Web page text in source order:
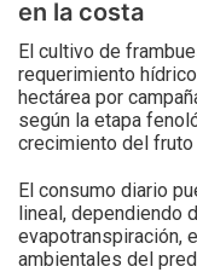
en la costa
El cultivo de
requerimiento
hectárea por
según la etapa
crecimiento del
El consumo diario
lineal, dependiendo
evapotranspiración,
ambientales del